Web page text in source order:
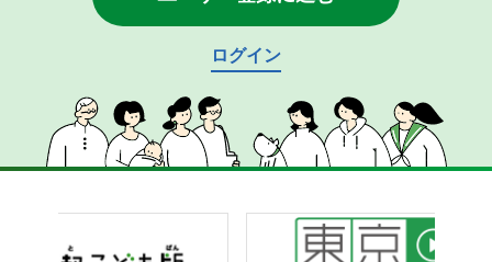
ログイン